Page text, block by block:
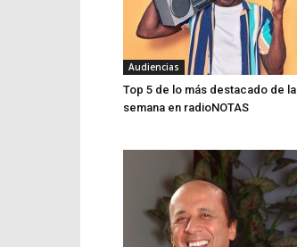
Audiencias
Top 5 de lo más destacado de la
semana en radioNOTAS